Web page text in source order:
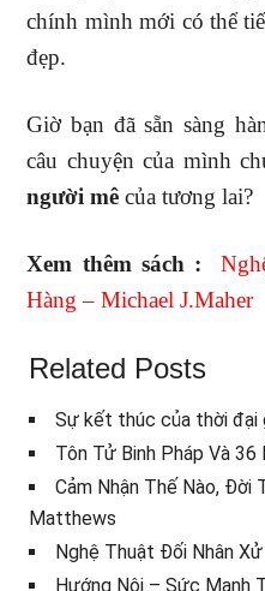
chính mình mới có thể
đẹp.
Giờ bạn đã sẵn sàng
câu chuyện của mình
người mê của tương lai?
Xem thêm sách :
Hàng – Michael J.Maher
Related Posts
Sự kết thúc của thời đại
Tôn Tử Binh Pháp Và
Cảm Nhận Thế Nào, Đời
Matthews
Nghệ Thuật Đối Nhân
Hướng Nội – Sức Mạnh